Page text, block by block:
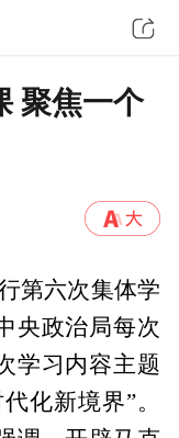
聚焦一个
第六次集体学
央政治局每次
学习内容主题
化新境界”。